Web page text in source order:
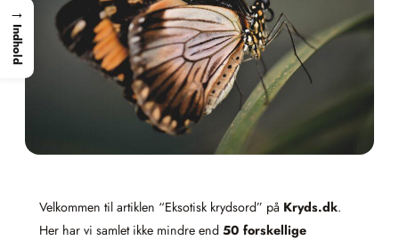
Velkommen til artiklen “Eksotisk krydsord” på Kryds.dk.
Her har vi samlet ikke mindre end 50 forskellige
→
Indhold